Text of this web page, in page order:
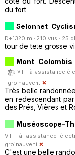
du fort
Selonnet
D+1320 m · 210 vus · 25 dl
tour de tete grosse
Mont Colombis
VTT à assistance
· groinauvent
Très belle
en redescendant
des Prés, Vières et
Muséoscope-
VTT à assistance
groinauvent
C'est une belle